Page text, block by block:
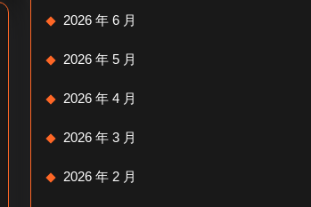
2026 年 6 月
2026 年 5 月
2026 年 4 月
2026 年 3 月
2026 年 2 月